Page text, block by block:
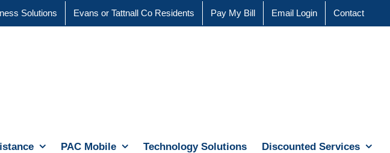
Solutions Evans or Tattnall Co Residents Pay My Bill Email Login Contact
PAC Mobile Technology Solutions Discounted Services